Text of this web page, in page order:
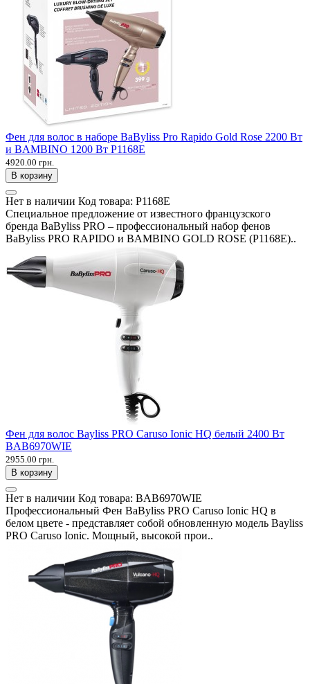
Фен для волос в наборе BaByliss Pro Rapido Gold Rose 2200 Вт
и BAMBINO 1200 Вт P1168E
4920.00 грн.
В корзину
Нет в наличии Код товара: P1168E
Специальное предложение от известного французского
бренда BaByliss PRO – профессиональный набор фенов
BaByliss PRO RAPIDO и BAMBINO GOLD ROSE (P1168E)..
Фен для волос Bayliss PRO Caruso Ionic HQ белый 2400 Вт
BAB6970WIE
2955.00 грн.
В корзину
Нет в наличии Код товара: BAB6970WIE
Профессиональный Фен BaByliss PRO Caruso Ionic HQ в
белом цвете - представляет собой обновленную модель Bayliss
PRO Caruso Ionic. Мощный, высокой прои..